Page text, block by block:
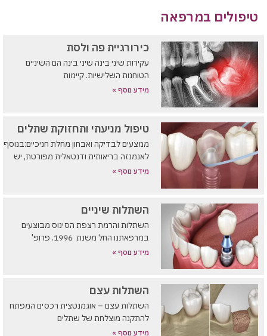
טיפולים במרפאה
כירורגיית פה ולסת
עקירות שיני בינה שיני בינה הם השיניים
הטוחנות השלישיות. קיימות
מידע נוסף »
טיפול מניעתי ותחזוקת שתלים
ממצעים לבדיקה ואבחון מחלת חניכיים:בנוסף
לאנמנזה בריאותית ודנטאלית מפורטת, יש
מידע נוסף »
השתלות שיניים
השתלות והרמת רצפת הסינוס מבוצעים
במרפאתנו החל משנת 1996. פרופ'
מידע נוסף »
השתלות עצם
השתלות עצם – אוגמנטצית רכסים המפתח
להתקנה מוצלחת של שתלים
מידע נוסף »